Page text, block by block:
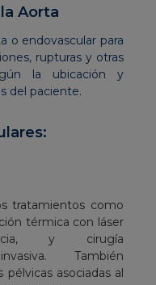
Aorta
o endovascular para
rupturas y otras
la ubicación y
del paciente.
tratamientos como
térmica con láser
y cirugía
También
pélvicas asociadas al